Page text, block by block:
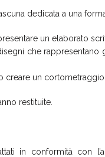
dedicata a una
un elaborato
che
creare un
restituite.
in conformità con